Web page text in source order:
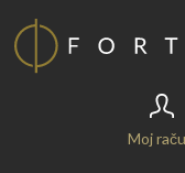
Moj